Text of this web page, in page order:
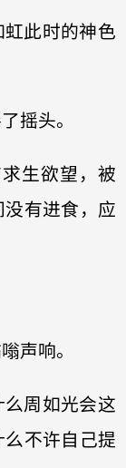
此时的神色
摇头。
生欲望，被
有进食，应
声响。
周如光会这
不许自己提